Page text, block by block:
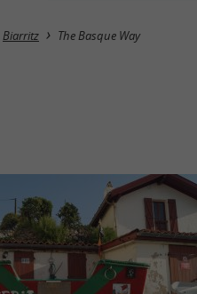
Biarritz The Basque Way